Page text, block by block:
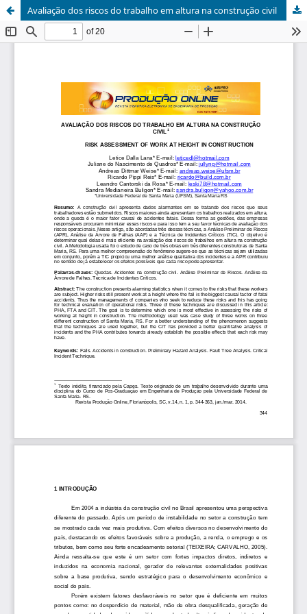
Avaliação dos riscos do trabalho em altura na construção civil